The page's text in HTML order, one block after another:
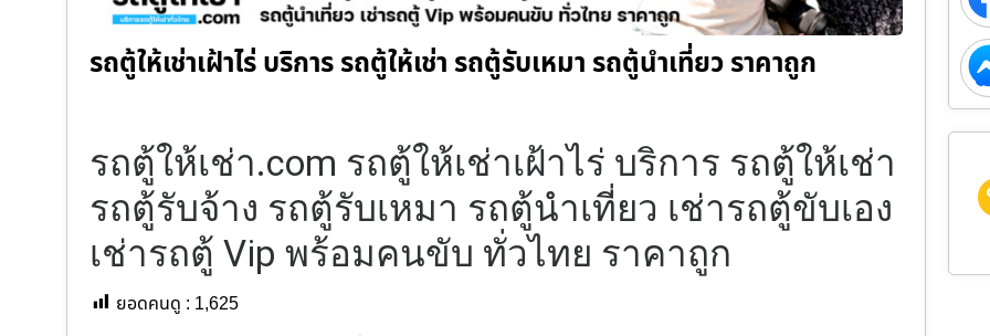
รถตู้ให้เช่าเฝ้าไร่ บริการ รถตู้ให้เช่า รถตู้รับเหมา รถตู้นำเที่ยว ราคาถูก
รถตู้ให้เช่า.com รถตู้ให้เช่าเฝ้าไร่ บริการ รถตู้ให้เช่า
รถตู้รับจ้าง รถตู้รับเหมา รถตู้นำเที่ยว เช่ารถตู้ขับเอง
เช่ารถตู้ Vip พร้อมคนขับ ทั่วไทย ราคาถูก
ยอดคนดู : 1,625